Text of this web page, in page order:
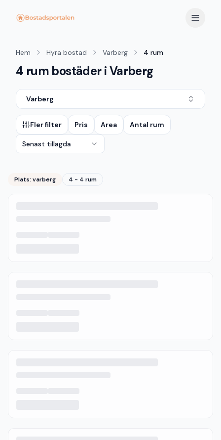
Hem Hyra bostad Varberg 4 rum
4 rum bostäder i Varberg
Varberg
Fler filter Pris Area Antal rum
Senast tillagda
Plats: varberg 4 - 4 rum